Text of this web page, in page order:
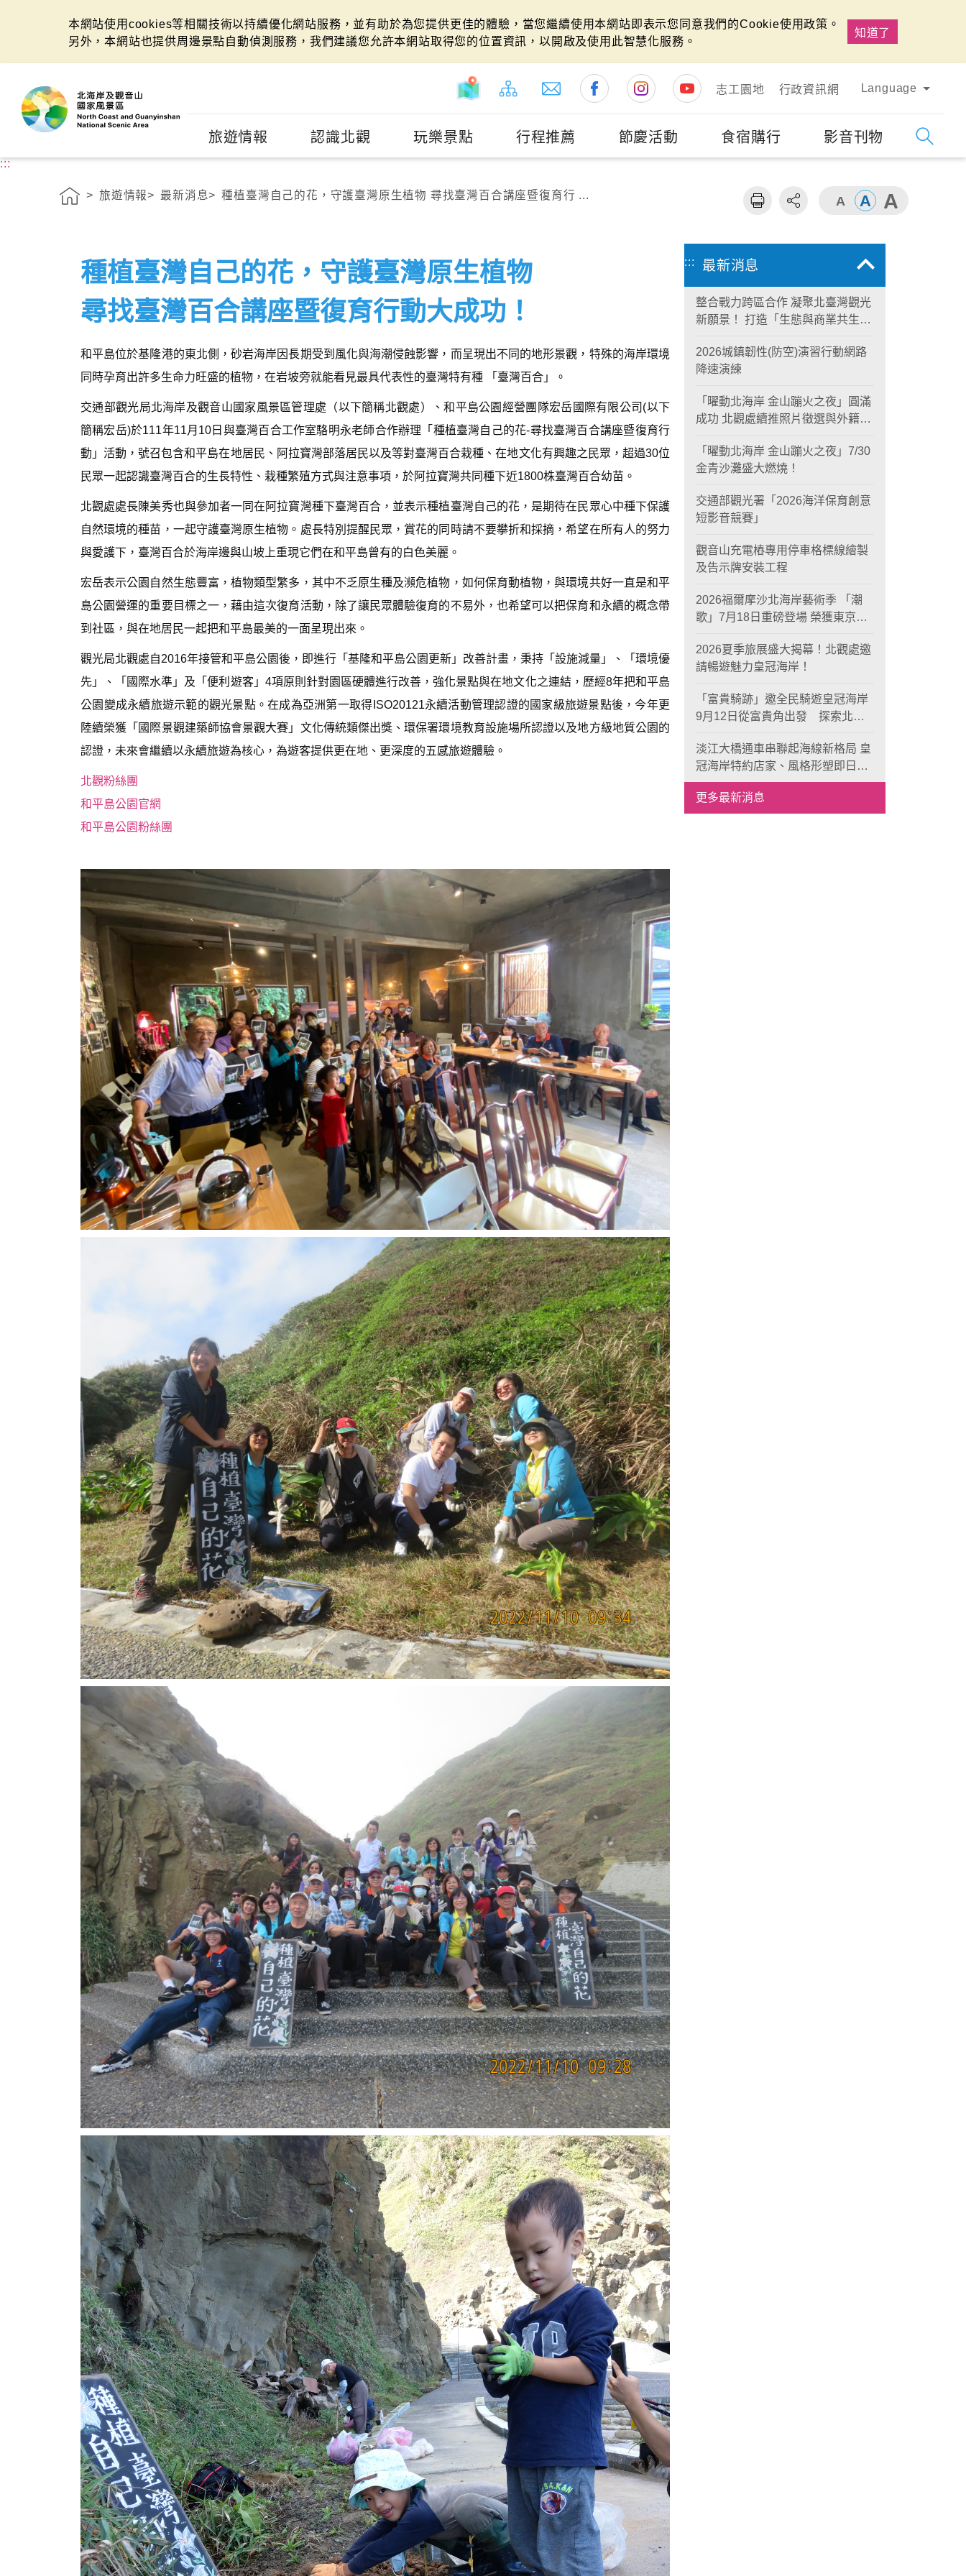
本網站使用cookies等相關技術以持續優化網站服務，並有助於為您提供更佳的體驗，當您繼續使用本網站即表示您同意我們的Cookie使用政策。
另外，本網站也提供周邊景點自動偵測服務，我們建議您允許本網站取得您的位置資訊，以開啟及使用此智慧化服務。
知道了
志工園地
行政資訊網 Language
旅遊情報 認識北觀 玩樂景點 行程推薦 節慶活動 食宿購行 影音刊物
:::
旅遊情報 最新消息 種植臺灣自己的花，守護臺灣原生植物 尋找臺灣百合講座暨復育行 ...
種植臺灣自己的花，守護臺灣原生植物
尋找臺灣百合講座暨復育行動大成功！
和平島位於基隆港的東北側，砂岩海岸因長期受到風化與海潮侵蝕影響，而呈現出不同的地形景觀，特殊的海岸環境
同時孕育出許多生命力旺盛的植物，在岩坡旁就能看見最具代表性的臺灣特有種 「臺灣百合」。
交通部觀光局北海岸及觀音山國家風景區管理處（以下簡稱北觀處）、和平島公園經營團隊宏岳國際有限公司(以下
簡稱宏岳)於111年11月10日與臺灣百合工作室駱明永老師合作辦理「種植臺灣自己的花-尋找臺灣百合講座暨復育行
動」活動，號召包含和平島在地居民、阿拉寶灣部落居民以及等對臺灣百合栽種、在地文化有興趣之民眾，超過30位
民眾一起認識臺灣百合的生長特性、栽種繁殖方式與注意事項，於阿拉寶灣共同種下近1800株臺灣百合幼苗。
北觀處處長陳美秀也與參加者一同在阿拉寶灣種下臺灣百合，並表示種植臺灣自己的花，是期待在民眾心中種下保護
自然環境的種苗，一起守護臺灣原生植物。處長特別提醒民眾，賞花的同時請不要攀折和採摘，希望在所有人的努力
與愛護下，臺灣百合於海岸邊與山坡上重現它們在和平島曾有的白色美麗。
宏岳表示公園自然生態豐富，植物類型繁多，其中不乏原生種及瀕危植物，如何保育動植物，與環境共好一直是和平
島公園營運的重要目標之一，藉由這次復育活動，除了讓民眾體驗復育的不易外，也希望可以把保育和永續的概念帶
到社區，與在地居民一起把和平島最美的一面呈現出來。
觀光局北觀處自2016年接管和平島公園後，即進行「基隆和平島公園更新」改善計畫，秉持「設施減量」、「環境優
先」、「國際水準」及「便利遊客」4項原則針對園區硬體進行改善，強化景點與在地文化之連結，歷經8年把和平島
公園變成永續旅遊示範的觀光景點。在成為亞洲第一取得ISO20121永續活動管理認證的國家級旅遊景點後，今年更
陸續榮獲「國際景觀建築師協會景觀大賽」文化傳統類傑出獎、環保署環境教育設施場所認證以及地方級地質公園的
認證，未來會繼續以永續旅遊為核心，為遊客提供更在地、更深度的五感旅遊體驗。
北觀粉絲團
和平島公園官網
和平島公園粉絲團
::: 最新消息
整合戰力跨區合作 凝聚北臺灣觀光
新願景！ 打造「生態與商業共生」
2026城鎮韌性(防空)演習行動網路
降速演練
「曜動北海岸 金山蹦火之夜」圓滿
成功 北觀處續推照片徵選與外籍青
「曜動北海岸 金山蹦火之夜」7/30
金青沙灘盛大燃燒！
交通部觀光署「2026海洋保育創意
短影音競賽」
觀音山充電樁專用停車格標線繪製
及告示牌安裝工程
2026福爾摩沙北海岸藝術季 「潮
歌」7月18日重磅登場 榮獲東京設
2026夏季旅展盛大揭幕！北觀處邀
請暢遊魅力皇冠海岸！
「富貴騎跡」邀全民騎遊皇冠海岸
9月12日從富貴角出發 探索北海
淡江大橋通車串聯起海線新格局 皇
冠海岸特約店家、風格形塑即日起
開放報名
更多最新消息